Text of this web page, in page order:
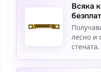
Всяка
лесно и
стената.